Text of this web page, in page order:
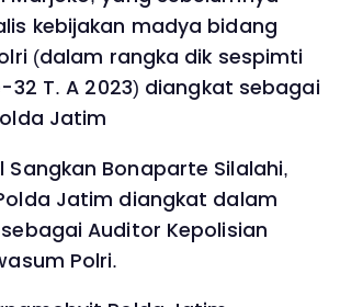
kebijakan madya bidang
(dalam rangka dik sespimti
32 T. A 2023) diangkat sebagai
Jatim
Sangkan Bonaparte Silalahi,
Jatim diangkat dalam
Auditor Kepolisian
Polri.